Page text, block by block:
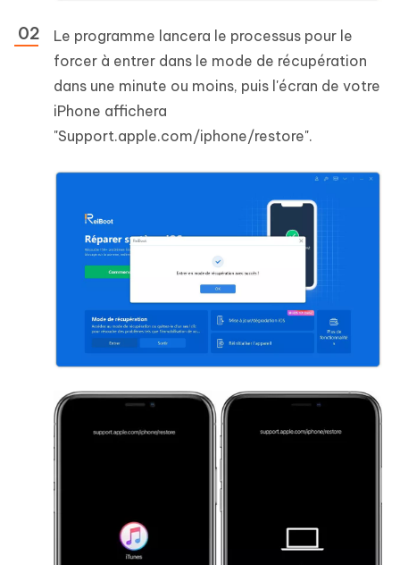
Le programme lancera le processus pour le
forcer à entrer dans le mode de récupération
dans une minute ou moins, puis l'écran de votre
iPhone affichera
"Support.apple.com/iphone/restore".